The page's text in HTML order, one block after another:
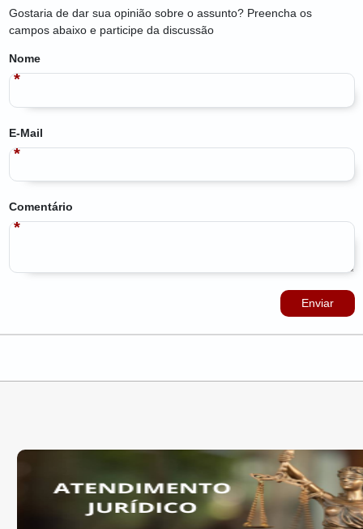
Gostaria de dar sua opinião sobre o assunto? Preencha os
campos abaixo e participe da discussão
Nome
E-Mail
Comentário
Enviar